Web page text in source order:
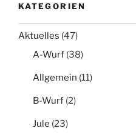
KATEGORIEN
Aktuelles (47)
A-Wurf (38)
Allgemein (11)
B-Wurf (2)
Jule (23)